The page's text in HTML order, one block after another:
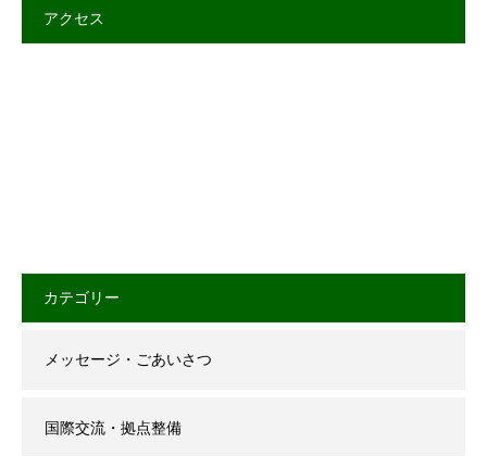
アクセス
カテゴリー
メッセージ・ごあいさつ
国際交流・拠点整備